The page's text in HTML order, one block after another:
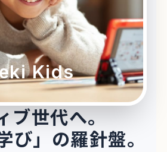
Kids
ブ世代へ。
び」の羅針盤。